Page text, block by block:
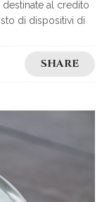
al credito
di dispositivi di
SHARE